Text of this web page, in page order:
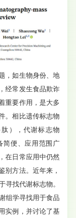
如生物身份、地
经常发生食品欺诈
重要作用，是大多
。相比遗传标志物
），代谢标志物
简便、应用范围广
在日常应用中仍然
别方法。近年来，
寻找代谢标志物。
组学寻找用于食品
实例，并讨论了基